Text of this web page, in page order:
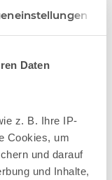
Daten
z. B. Ihre IP-
Cookies, um
und darauf
und Inhalte,